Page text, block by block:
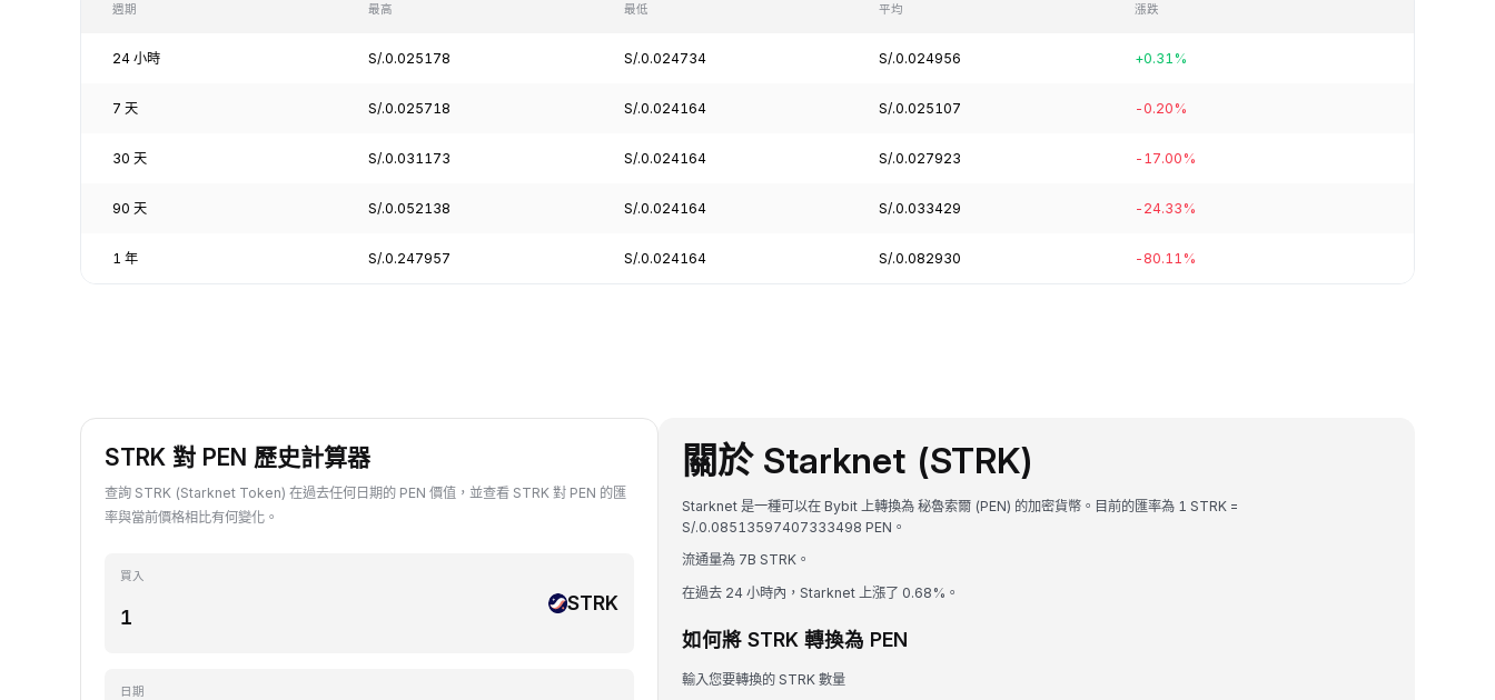
週期 最高 最低 平均 漲跌
24 小時 S/.0.025178 S/.0.024734 S/.0.024956 +0.31%
7 天 S/.0.025718 S/.0.024164 S/.0.025107 -0.20%
30 天 S/.0.031173 S/.0.024164 S/.0.027923 -17.00%
90 天 S/.0.052138 S/.0.024164 S/.0.033429 -24.33%
1 年 S/.0.247957 S/.0.024164 S/.0.082930 -80.11%
STRK 對 PEN 歷史計算器
查詢 STRK (Starknet Token) 在過去任何日期的 PEN 價值，並查看 STRK 對 PEN 的匯
率與當前價格相比有何變化。
買入
STRK
日期
關於 Starknet (STRK)
Starknet 是一種可以在 Bybit 上轉換為 秘魯索爾 (PEN) 的加密貨幣。目前的匯率為 1 STRK =
S/.0.08513597407333498 PEN。
流通量為 7B STRK。
在過去 24 小時內，Starknet 上漲了 0.68%。
如何將 STRK 轉換為 PEN
輸入您要轉換的 STRK 數量